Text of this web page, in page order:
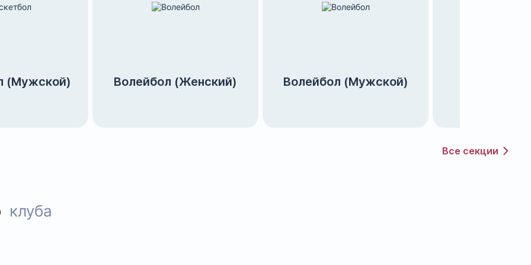
(Мужской) Волейбол (Женский) Волейбол (Мужской)
Все секции
клуба